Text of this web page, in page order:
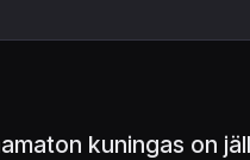
kuningas on